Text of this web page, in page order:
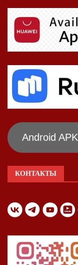
Android APK
КОНТАКТЫ